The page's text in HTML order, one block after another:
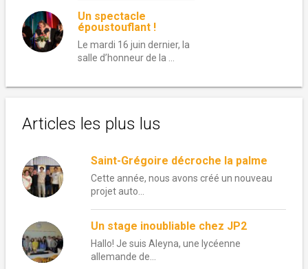
Un spectacle
époustouflant !
Le mardi 16 juin dernier, la
salle d’honneur de la …
Articles les plus lus
Saint-Grégoire décroche la palme
Cette année, nous avons créé un nouveau
projet auto...
Un stage inoubliable chez JP2
Hallo! Je suis Aleyna, une lycéenne
allemande de...